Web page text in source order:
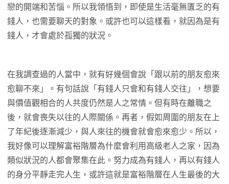
戀的開端和苦惱。所以我領悟到，即使是生活毫無匱乏的有
錢人，也需要聊天的對象。或許也可以這樣看，就因為是有
錢人，才會處於孤獨的狀況。
在我調查過的人當中，就有好幾個會說「跟以前的朋友愈來
愈聊不來」。有句話說「有錢人只會和有錢人交往」，想要
與價值觀相合的人共度仍然是人之常情。但有時在離職之
後，就會喪失以往的人際關係。再者，假如周圍的朋友在上
了年紀後逐漸減少，與人來往的機會就會愈來愈少。所以，
我好像可以理解富裕階層為什麼會利用高級老人之家，因為
類似狀況的人都會聚集在此。努力成為有錢人，再以有錢人
的身分平靜走完人生，或許這就是富裕階層在人生最後的大